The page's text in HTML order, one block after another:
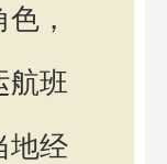
，
航班
地经